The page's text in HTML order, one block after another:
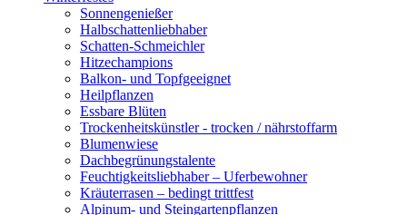
Sonnengenießer
Halbschattenliebhaber
Schatten-Schmeichler
Hitzechampions
Balkon- und Topfgeeignet
Heilpflanzen
Essbare Blüten
Trockenheitskünstler - trocken / nährstoffarm
Blumenwiese
Dachbegrünungstalente
Feuchtigkeitsliebhaber – Uferbewohner
Kräuterrasen – bedingt trittfest
Alpinum- und Steingartenpflanzen